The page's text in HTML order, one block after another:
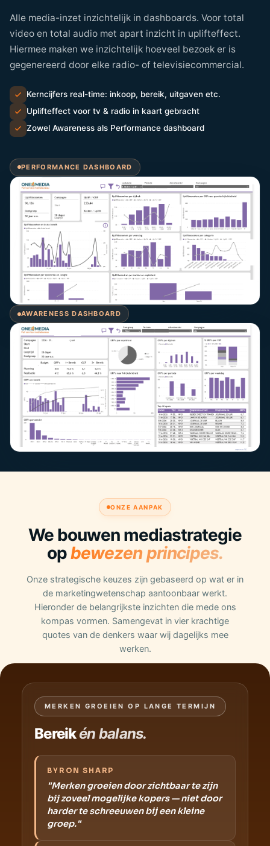
Alle media-inzet inzichtelijk in dashboards. Voor total
video en total audio met apart inzicht in uplifteffect.
Hiermee maken we inzichtelijk hoeveel bezoek er is
gegenereerd door elke radio- of televisiecommercial.
Kerncijfers real-time: inkoop, bereik, uitgaven etc.
Uplifteffect voor tv & radio in kaart gebracht
Zowel Awareness als Performance dashboard
PERFORMANCE DASHBOARD
AWARENESS DASHBOARD
ONZE AANPAK
We bouwen mediastrategie
opbewezen principes.
Onze strategische keuzes zijn gebaseerd op wat er in
de marketingwetenschap aantoonbaar werkt.
Hieronder de belangrijkste inzichten die mede ons
kompas vormen. Samengevat in vier krachtige
quotes van de denkers waar wij dagelijks mee
werken.
MERKEN GROEIEN OP LANGE TERMIJN
Bereikén balans.
BYRON SHARP
"Merken groeien door zichtbaar te zijn
bij zoveel mogelijke kopers — niet door
harder te schreeuwen bij een kleine
groep."